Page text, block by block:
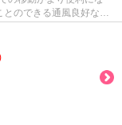
のできる通風良好な物